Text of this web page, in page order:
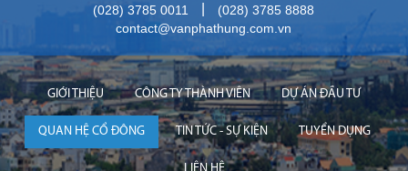
(028) 3785 0011
(028) 3785 8888
contact@vanphathung.com.vn
GIỚI THIỆU CÔNG TY THÀNH VIÊN DỰ ÁN ĐẦU TƯ
QUAN HỆ CỔ ĐÔNG TIN TỨC - SỰ KIỆN TUYỂN DỤNG